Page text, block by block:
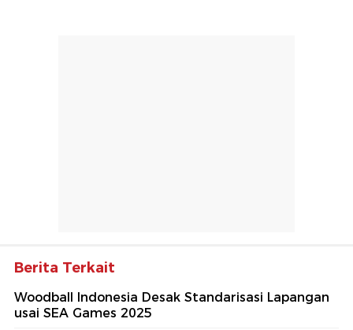
Berita Terkait
Woodball Indonesia Desak Standarisasi Lapangan
usai SEA Games 2025